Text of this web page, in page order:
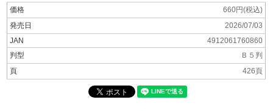
価格
660円(税込)
発売日
2026/07/03
JAN
4912061760860
判型
Ｂ５判
頁
426頁